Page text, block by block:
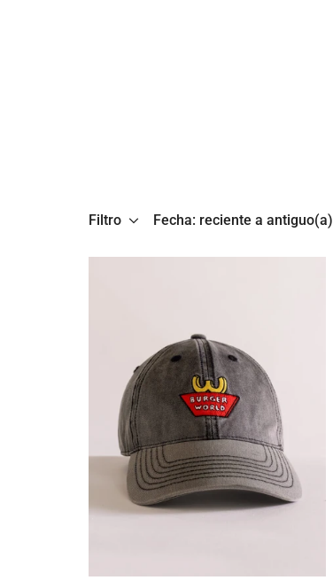
Filtro Fecha: reciente a antiguo(a)